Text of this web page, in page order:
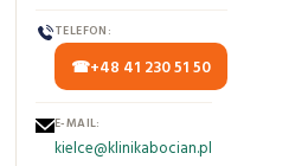
TELEFON:
+48 41 230 51 50
E-MAIL:
kielce@klinikabocian.pl